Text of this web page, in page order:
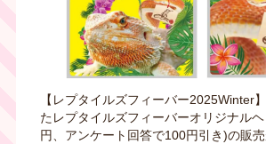
【レプタイルズフィーバー2025Winter
たレプタイルズフィーバーオリジナル
円、アンケート回答で100円引き)の販